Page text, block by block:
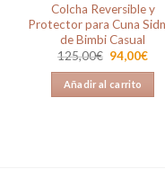
Colcha Reversible y
Protector para Cuna
de Bimbi Casual
125,00€ El
precio
original
era:
125,00€.
94,00€El
Añadir al carrito